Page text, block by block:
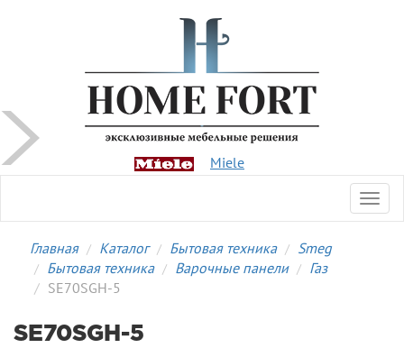
Miele
Главная Каталог Бытовая техника
Smeg
Бытовая техника
Варочные панели
Газ
SE70SGH-5
SE70SGH-5